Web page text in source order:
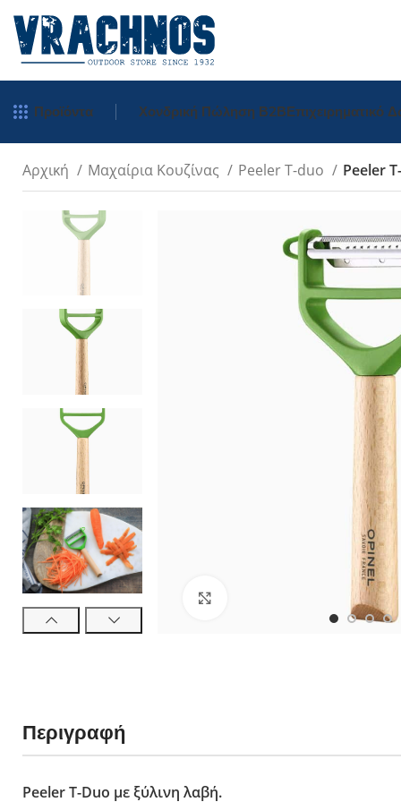
Προϊόντα
Tradition
Carbon
Inox
Μπρελόκ
Inox Σκαλιστά
Πολύτιμα Ξύλα
Néo Opiflex
néo6 Καρυδιά
néo6 Ελιά
néo6 Black Oak
néo6 Έβενος
Πολλαπλών
Νο 08 Horizon -
No 09 Océan -
néo7 Alpine -
Νο 07 Outdoor
No 09 Do It
Ξύλο Ελιάς
Χονδρική Πώληση Β2ΒΕπιχειρηματικό
Αρχική Μαχαίρια Κουζίνας Peeler T-duo Peeler
Περιγραφή
Peeler T-Duo με ξύλινη λαβή.